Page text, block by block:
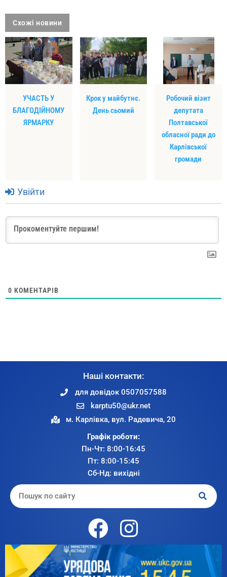
Схожі новини
УЧАСТЬ У
БЛАГОДІЙНОМУ
ЯРМАРКУ
Крок у майбутнє.
День сьомий
Робочий візит
депутата
Полтавської
обласної ради до
Карлівської
громади
Увійти
0 КОМЕНТАРІВ
Наші контакти:
для довідок 0507057588
karptu50@ukr.net
м. Карлівка, вул. Радевича, 20
Графік роботи:
Пн-Чт: 8:00-16:45
Пт: 8:00-15:45
Сб-Нд: вихідні